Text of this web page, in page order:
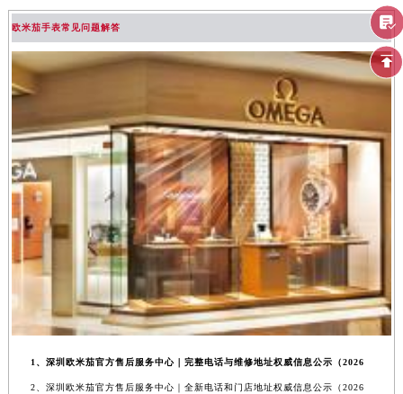
欧米茄手表常见问题解答
1、深圳欧米茄官方售后服务中心｜完整电话与维修地址权威信息公示（2026
2、深圳欧米茄官方售后服务中心｜全新电话和门店地址权威信息公示（2026